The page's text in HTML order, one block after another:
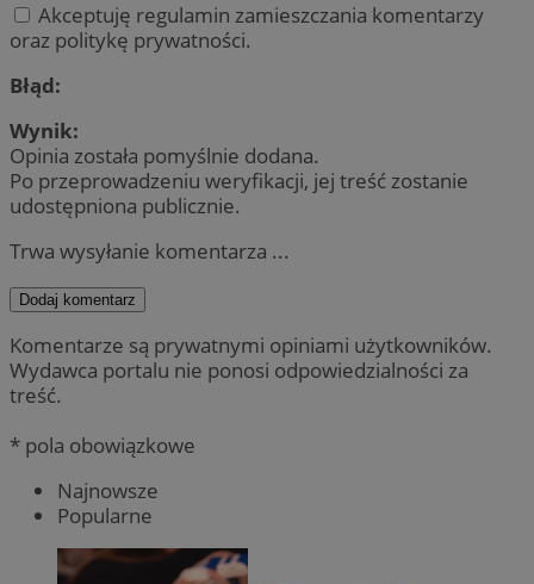
Akceptuję regulamin zamieszczania komentarzy
oraz politykę prywatności.
Błąd:
Wynik:
Opinia została pomyślnie dodana.
Po przeprowadzeniu weryfikacji, jej treść zostanie
udostępniona publicznie.
Trwa wysyłanie komentarza ...
Dodaj komentarz
Komentarze są prywatnymi opiniami użytkowników.
Wydawca portalu nie ponosi odpowiedzialności za
treść.
* pola obowiązkowe
Najnowsze
Popularne